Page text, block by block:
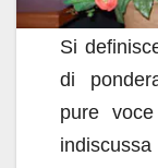
Si
di
pure